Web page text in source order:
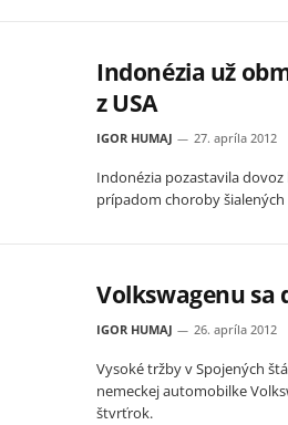
Indonézia už
z USA
IGOR HUMAJ 27. apríla 2012
Indonézia pozastavila
prípadom choroby
Volkswagenu sa
IGOR HUMAJ 26. apríla 2012
Vysoké tržby v Spojených
nemeckej automobilke
štvrťrok.